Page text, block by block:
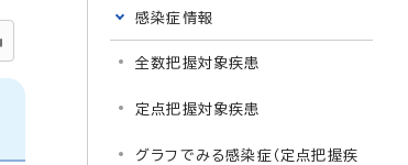
感染症情報
全数把握対象疾患
定点把握対象疾患
グラフでみる感染症（定点把握疾